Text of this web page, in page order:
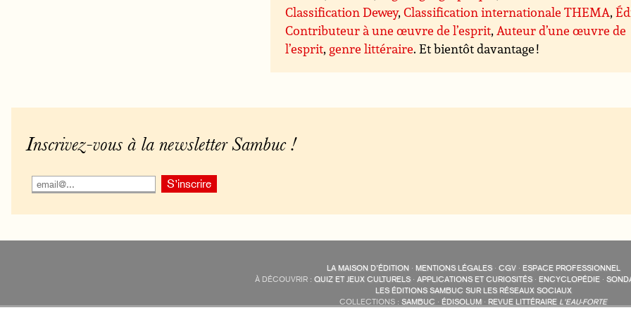
Classification Dewey,Classification internationale THEMA,
Contributeur à une œuvre de l’esprit,Auteur d’une œuvre de
l’esprit, genre littéraire. Et bientôt davantage !
Inscrivez-vous à la newsletter Sambuc !
LA MAISON D’ÉDITION · MENTIONS LÉGALES· CGV· ESPACE PROFESSIONNEL
À DÉCOUVRIR : QUIZ ET JEUX CULTURELS · APPLICATIONS ET CURIOSITÉS · ENCYCLOPÉDIE ·
LES ÉDITIONS SAMBUC SUR LES RÉSEAUX SOCIAUX
COLLECTIONS : SAMBUC · ÉDISOLUM · REVUE LITTÉRAIRE L’EAU-FORTE